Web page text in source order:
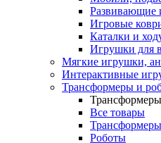
Развивающие
Игровые
Каталки и
Игрушки для
Мягкие игрушки,
Интерактивные
Трансформеры и
Все товары
Трансформеры
Роботы